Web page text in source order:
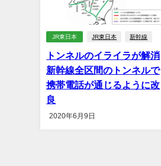
JR東日本 JR東日本 新幹線
トンネルのイライラが解消
新幹線全区間のトンネルで
携帯電話が通じるように改
良
2020年6月9日